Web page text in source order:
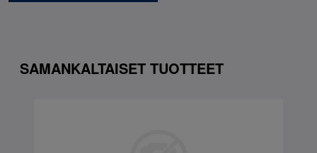
SAMANKALTAISET TUOTTEET